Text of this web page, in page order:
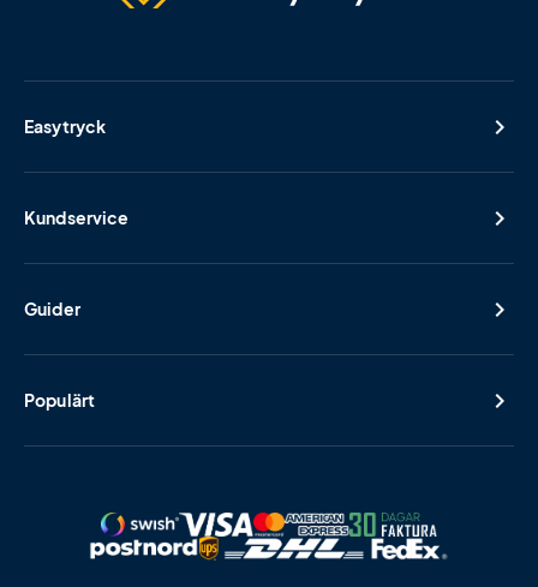
Easytryck
Kundservice
Guider
Populärt